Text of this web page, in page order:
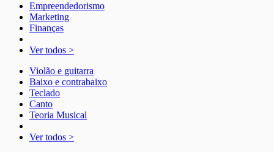
Empreendedorismo
Marketing
Finanças
Ver todos >
Violão e guitarra
Baixo e contrabaixo
Teclado
Canto
Teoria Musical
Ver todos >